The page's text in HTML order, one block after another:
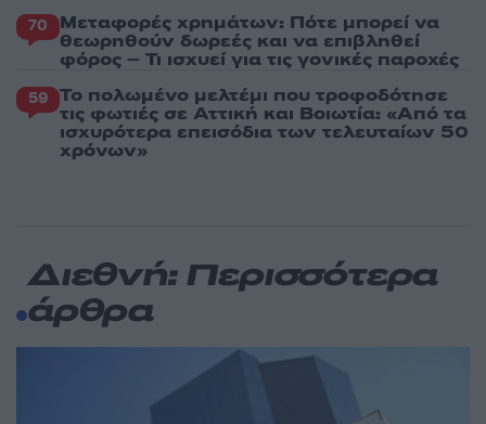
70 Μεταφορές χρημάτων: Πότε μπορεί να
θεωρηθούν δωρεές και να επιβληθεί
φόρος – Τι ισχυεί για τις γονικές παροχές
59 Το πολωμένο μελτέμι που τροφοδότησε
τις φωτιές σε Αττική και Βοιωτία: «Από τα
ισχυρότερα επεισόδια των τελευταίων 50
χρόνων»
Διεθνή: Περισσότερα
άρθρα